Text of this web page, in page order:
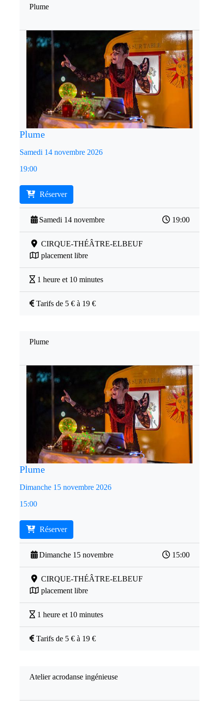
Plume
Plume
Samedi 14 novembre 2026
19:00
Réserver
Samedi 14 novembre 19:00
CIRQUE-THÉÂTRE-ELBEUF
placement libre
1 heure et 10 minutes
Tarifs de 5 € à 19 €
Plume
Plume
Dimanche 15 novembre 2026
15:00
Réserver
Dimanche 15 novembre 15:00
CIRQUE-THÉÂTRE-ELBEUF
placement libre
1 heure et 10 minutes
Tarifs de 5 € à 19 €
Atelier acrodanse ingénieuse